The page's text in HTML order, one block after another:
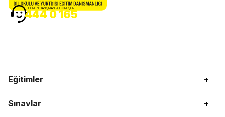
Eğitimler +
Sınavlar +
HEMEN DANIŞMANLA GÖRÜŞÜN
444 0 165